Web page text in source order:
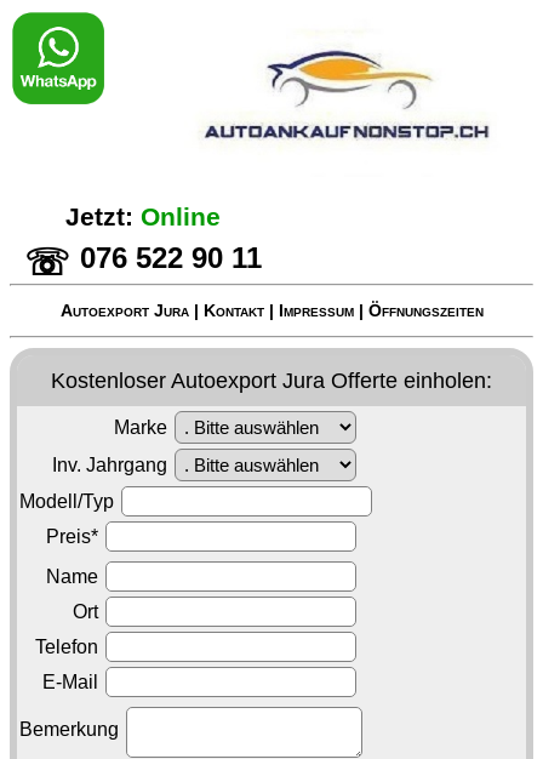
Jetzt: Online
☏ 076 522 90 11
Autoexport Jura| Kontakt| Impressum| Öffnungszeiten
Kostenloser Autoexport Jura Offerte einholen:
Marke
Inv. Jahrgang
Modell/Typ
Preis*
Name
Ort
Telefon
E-Mail
Bemerkung